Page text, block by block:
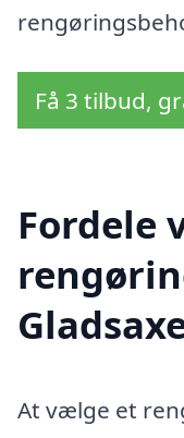
Få 3 tilbud,
Fordele
At vælge et